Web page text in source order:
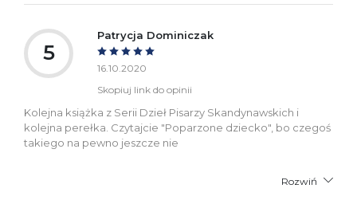
5
Patrycja Dominiczak
16.10.2020
Skopiuj link do opinii
Kolejna książka z Serii Dzieł Pisarzy Skandynawskich i
kolejna perełka. Czytajcie "Poparzone dziecko", bo czegoś
takiego na pewno jeszcze nie
Rozwiń